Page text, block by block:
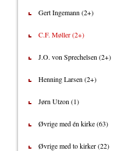
Gert Ingemann (2+)
C.F. Møller (2+)
J.O. von Sprechelsen (2+)
Henning Larsen (2+)
Jørn Utzon (1)
Øvrige med én kirke (63)
Øvrige med to kirker (22)